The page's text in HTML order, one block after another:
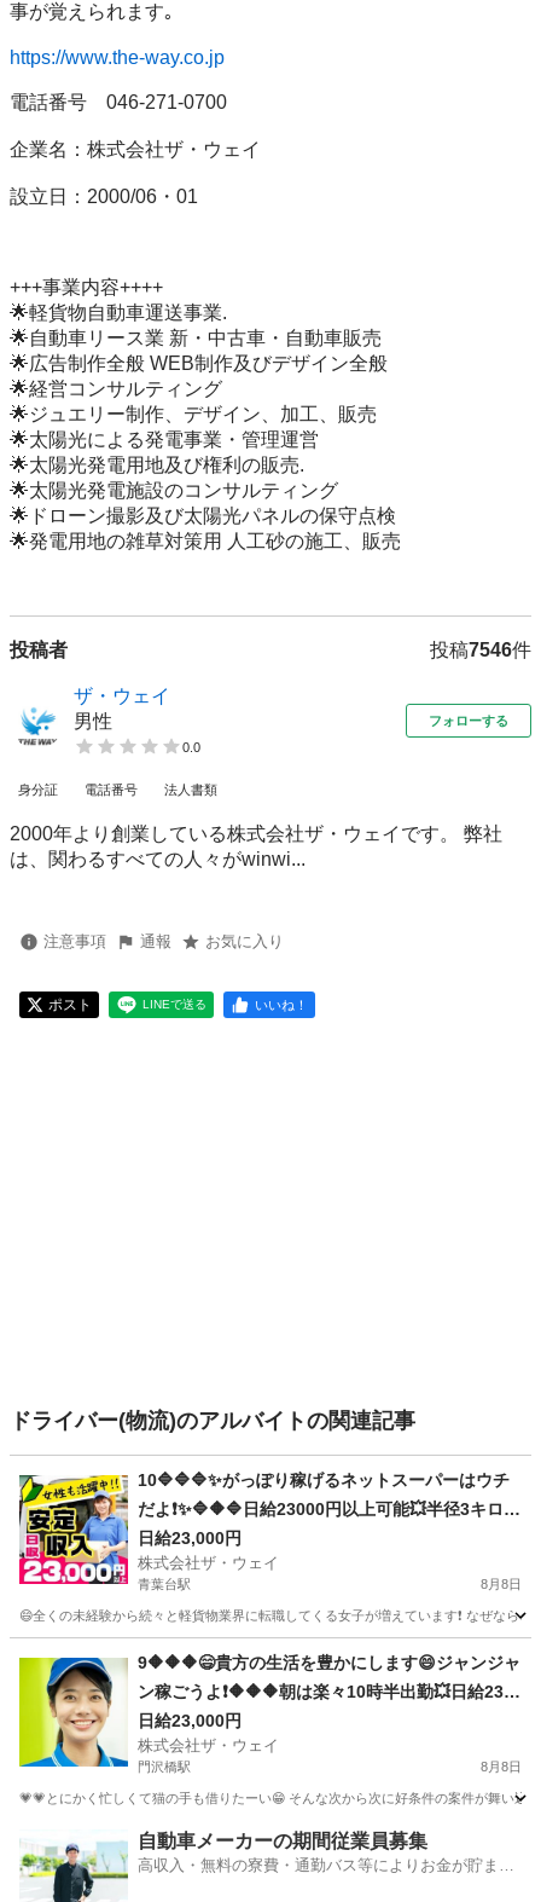
事が覚えられます｡
https://www.the-way.co.jp
電話番号　046-271-0700
企業名：株式会社ザ・ウェイ
設立日：2000/06・01
+++事業内容++++
🌟軽貨物自動車運送事業.
🌟自動車リース業 新・中古車・自動車販売
🌟広告制作全般 WEB制作及びデザイン全般
🌟経営コンサルティング
🌟ジュエリー制作、デザイン、加工、販売
🌟太陽光による発電事業・管理運営
🌟太陽光発電用地及び権利の販売.
🌟太陽光発電施設のコンサルティング
🌟ドローン撮影及び太陽光パネルの保守点検
🌟発電用地の雑草対策用 人工砂の施工、販売
投稿者 投稿7546件
ザ・ウェイ
男性
0.0
フォローする
身分証 電話番号 法人書類
2000年より創業している株式会社ザ・ウェイです。 弊社
は、関わるすべての人々がwinwi...
注意事項 通報 お気に入り
ポスト LINEで送る いいね！
ドライバー(物流)のアルバイトの関連記事
10🔷🔷🔷✨がっぽり稼げるネットスーパーはウチ
だよ❗️✨🔷🔶🔷日給23000円以上可能💥半径3キロエ
リアで1日25件前後配るだけ❗️💛
日給23,000円
株式会社ザ・ウェイ
青葉台駅 8月8日
😄全くの未経験から続々と軽貨物業界に転職してくる女子が増えています❗️ なぜなら
青葉台駅 配送 ネットスーパー
9🔶🔶🔶😄貴方の生活を豊かにします😄ジャンジャ
ン稼ごうよ❗️🔶🔶🔶朝は楽々10時半出勤💥日給230
00円以上❗️事業拡大につき大量募集❗️❗️❗️
日給23,000円
株式会社ザ・ウェイ
門沢橋駅 8月8日
💗💗とにかく忙しくて猫の手も借りたーい😁 そんな次から次に好条件の案件が舞い
門沢橋駅 配送 ネットスーパー
自動車メーカーの期間従業員募集
高収入・無料の寮費・通勤バス等によりお金が貯まり